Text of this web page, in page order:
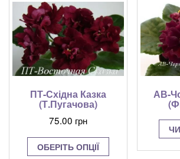
ПТ-Східна Казка
(Т.Пугачова)
75.00 грн
ОБЕРІТЬ ОПЦІЇ
Цей
АВ-